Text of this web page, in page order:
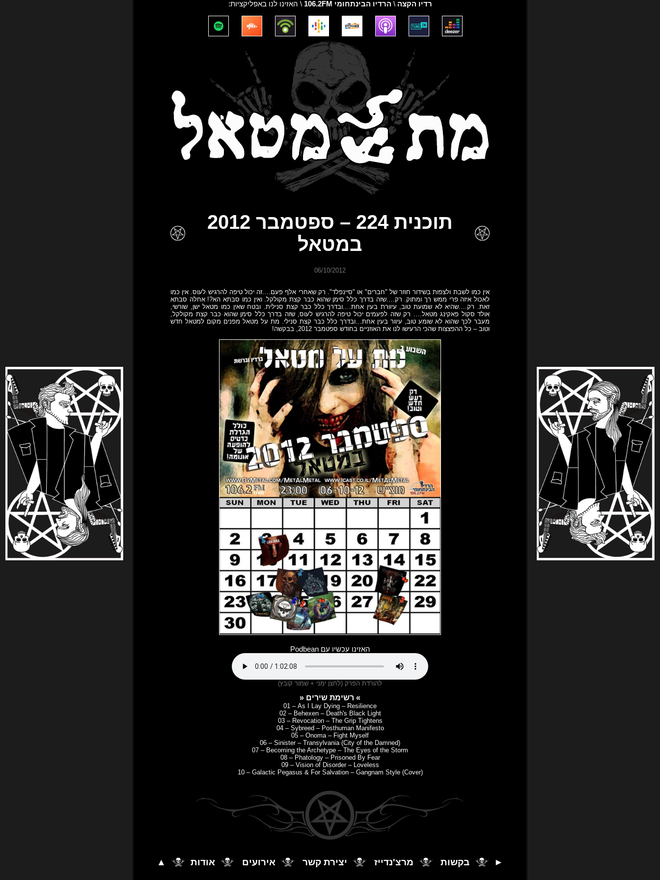
רדיו הקצה \ הרדיו הבינתחומי 106.2FM \ האזינו לנו באפליקציות:
תוכנית 224 – ספטמבר 2012
במטאל
06/10/2012
אין כמו לשבת ולצפות בשידור חוזר של "חברים" או "סיינפלד". רק שאחרי אלף פעם….זה יכול טיפה להרגיש לעוס. אין כמו
לאכול איזה פרי ממש רך ומתוק. רק….שזה בדרך כלל סימן שהוא כבר קצת מקולקל. ואין כמו סבתא הא?! אחלה סבתא
זאת. רק….שהיא לא שמועת טוב, עיוורת בעין אחת….ובדרך כלל כבר קצת סנילית. ובטח שאין כמו מטאל ישן, שורשי,
אולד סקול פאקינג מטאל…. רק שזה לפעמים יכול טיפה להרגיש לעוס, שזה בדרך כלל סימן שהוא כבר קצת מקולקל,
מעבר לכך שהוא לא שומע טוב, עיוור בעין אחת…ובדרך כלל כבר קצת סנילי. מת על מטאל מפנים מקום למטאל חדש
וטוב – כל ההפצצות שהכי הרעישו לנו את האוזניים בחודש ספטמבר 2012, בבקשה!
האזינו עכשיו עם Podbean
להורדת הפרק (לחצן ימני + שמור קובץ)
» רשימת שירים «
01 – As I Lay Dying – Resilience
02 – Behexen – Death's Black Light
03 – Revocation – The Grip Tightens
04 – Sybreed – Posthuman Manifesto
05 – Onoma – Fight Myself
06 – Sinister – Transylvania (City of the Damned)
07 – Becoming the Archetype – The Eyes of the Storm
08 – Phatology – Prisoned By Fear
09 – Vision of Disorder – Loveless
10 – Galactic Pegasus & For Salvation – Gangnam Style (Cover)
► בקשות מרצ'נדייז יצירת קשר אירועים אודות ▲